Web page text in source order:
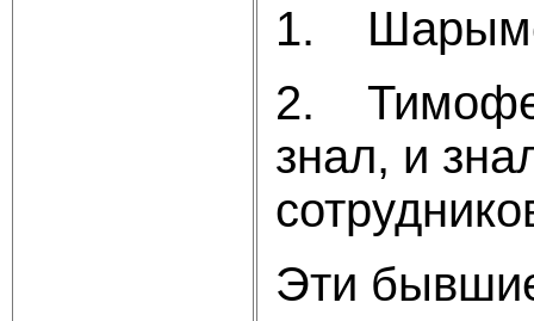
1.
2.
знал, и
Эти